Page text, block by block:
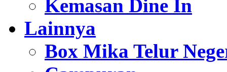
Kemasan Dine In
Lainnya
Box Mika Telur